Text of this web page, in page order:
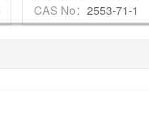
CAS No： 2553-71-1